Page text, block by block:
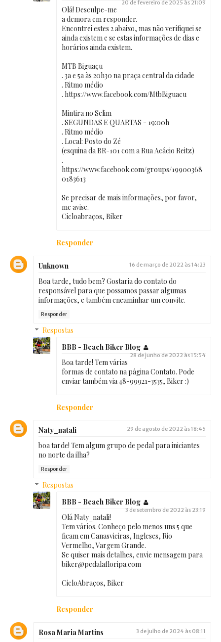
20 de fevereiro de 2025 às 21:09
Olá! Desculpe-me
a demora em responder.
Encontrei estes 2 abaixo, mas não verifiquei se
ainda existem e se estas informações de dias e
horários ainda existem.
MTB Biguaçu
. 3a e 5a às 20h30 na praça central da cidade
. Ritmo médio
. https://www.facebook.com/MtbBiguacu
Mintira no Selim
. SEGUNDAS E QUARTAS - 19:00h
. Ritmo médio
. Local: Posto do Zé
(esquina da BR-101 com a Rua Acácio Reitz)
.
https://www.facebook.com/groups/19900368
0183613
Se precisar de mais informações, por favor,
me avise.
Cicloabraços, Biker
Responder
Unknown 16 de março de 2022 às 14:23
Boa tarde, tudo bem? Gostaria do contato do
responsável para que possamos passar algumas
informações, e também encaminhar um convite.
Responder
Respostas
BBB - Beach Biker Blog
28 de junho de 2022 às 15:54
Boa tarde! Tem várias
formas de contato na página Contato. Pode
enviar também via 48-99921-3535, Biker :)
Responder
Naty_natali 29 de agosto de 2022 às 18:45
boa tarde! Tem algum grupo de pedal para iniciantes
no norte da ilha?
Responder
Respostas
BBB - Beach Biker Blog
3 de setembro de 2022 às 23:19
Olá Naty_natali!
Tem vários. Conheço pelo menos uns 5 que
ficam em Canasvieiras, Ingleses, Rio
Vermelho, Vargem Grande.
Se quiser mais detalhes, envie mensagem para
biker@pedalafloripa.com
CicloAbraços, Biker
Responder
Rosa Maria Martins 3 de julho de 2024 às 08:11